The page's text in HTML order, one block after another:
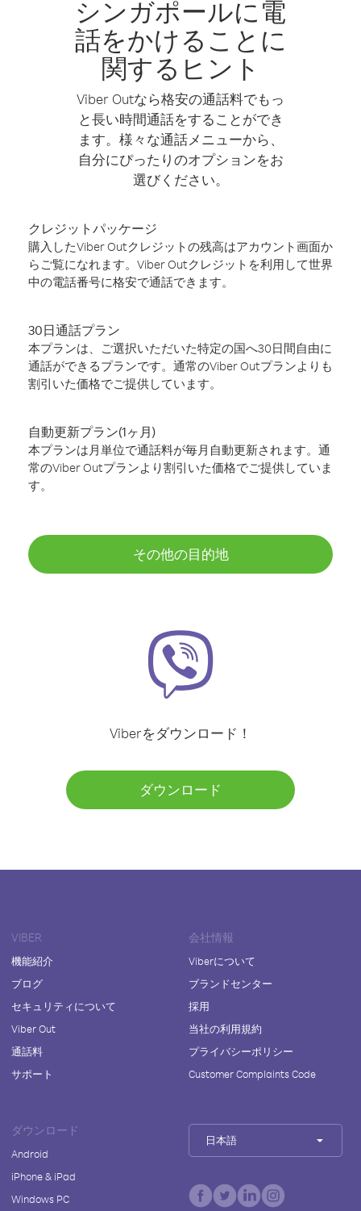
シンガポールに電
話をかけることに
関するヒント
Viber Outなら格安の通話料でもっ
と長い時間通話をすることができ
ます。様々な通話メニューから、
自分にぴったりのオプションをお
選びください。
クレジットパッケージ
購入したViber Outクレジットの残高はアカウント画面か
らご覧になれます。Viber Outクレジットを利用して世界
中の電話番号に格安で通話できます。
30日通話プラン
本プランは、ご選択いただいた特定の国へ30日間自由に
通話ができるプランです。通常のViber Outプランよりも
割引いた価格でご提供しています。
自動更新プラン(1ヶ月)
本プランは月単位で通話料が毎月自動更新されます。通
常のViber Outプランより割引いた価格でご提供していま
す。
その他の目的地
Viberをダウンロード！
ダウンロード
VIBER
機能紹介
ブログ
セキュリティについて
Viber Out
通話料
サポート
会社情報
Viberについて
ブランドセンター
採用
当社の利用規約
プライバシーポリシー
Customer Complaints Code
ダウンロード
Android
iPhone & iPad
Windows PC
日本語